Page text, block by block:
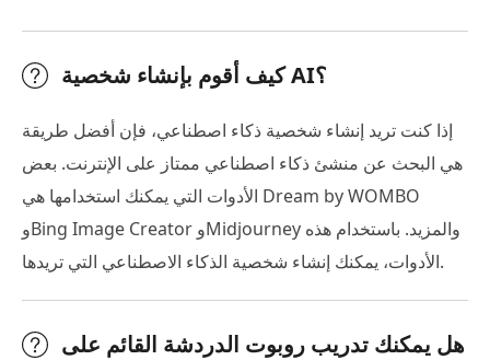
كيف أقوم بإنشاء شخصية AI؟
إذا كنت تريد إنشاء شخصية ذكاء اصطناعي، فإن أفضل طريقة
هي البحث عن منشئ ذكاء اصطناعي ممتاز على الإنترنت. بعض
الأدوات التي يمكنك استخدامها هي Dream by WOMBO
وBing Image Creator وMidjourney والمزيد. باستخدام هذه
الأدوات، يمكنك إنشاء شخصية الذكاء الاصطناعي التي تريدها.
هل يمكنك تدريب روبوت الدردشة القائم على